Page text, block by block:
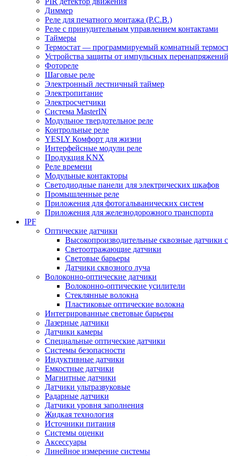
Диммер
Реле для печатного монтажа (P.C.B.)
Реле с принудительным управлением контактами
Таймеры
Термостат — программируемый комнатный
Устройства защиты от импульсных
Фотореле
Шаговые реле
Электронный лестничный таймер
Электропитание
Электросчетчики
Система MasterIN
Модульное твердотельное реле
Контрольные реле
YESLY Комфорт для жизни
Интерфейсные модули реле
Продукция KNX
Реле времени
Модульные контакторы
Светодиодные панели для электрических шкафов
Промышленные реле
Приложения для фотогальванических систем
Приложения для железнодорожного транспорта
IPF
Оптические датчики
Высокопроизводительные сквозные датчики
Светоотражающие датчики
Световые барьеры
Датчики сквозного луча
Волоконно-оптические датчики
Волоконно-оптические усилители
Стеклянные волокна
Пластиковые оптические волокна
Интегрированные световые барьеры
Лазерные датчики
Датчики камеры
Специальные оптические датчики
Системы безопасности
Индуктивные датчики
Емкостные датчики
Магнитные датчики
Датчики ультразвуковые
Радарные датчики
Датчики уровня заполнения
Жидкая технология
Источники питания
Системы оценки
Аксессуары
Линейное измерение системы